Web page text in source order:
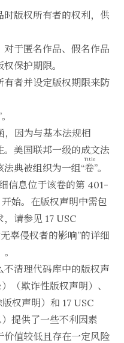
时版权所有者的权利，供
于匿名作品、假名作品
保护期限。
有者并设定版权期限来防
，因为与基本法规相
。美国联邦一级的成文法
法典被组织为一组“卷”
Title
。
信息位于该卷的第 401-
始。在版权声明中需包
，请参见 17 USC
辜侵权者的影响”的详细
。
清理代码库中的版权声
（欺诈性版权声明） 、
权声明） 和 17 USC
提供了一些不利因素
价值较低且存在一定风险